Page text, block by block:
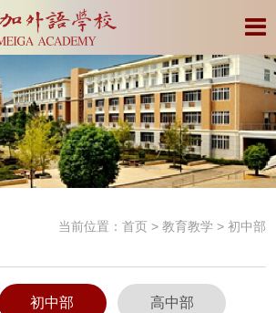
当前位置： 首页> 教育教学 > 初中部
初中部 高中部